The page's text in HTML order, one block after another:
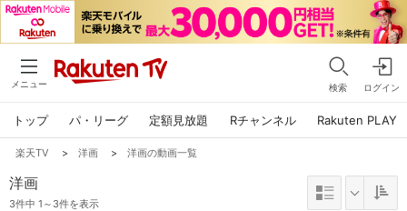
メニュー 検索 ログイン
トップ パ・リーグ 定額見放題 Rチャンネル Rakuten PLAY
楽天TV > 洋画 > 洋画の動画一覧
洋画
3件中 1～3件を表示